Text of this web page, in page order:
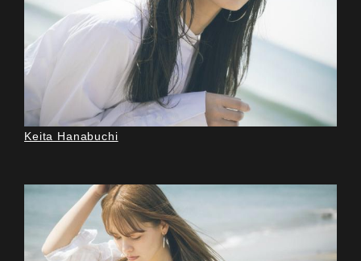
Keita Hanabuchi